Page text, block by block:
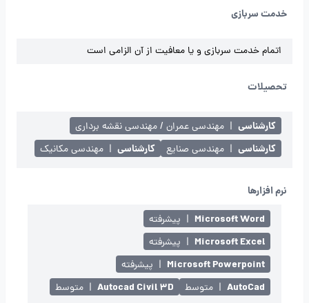
خدمت سربازی
اتمام خدمت سربازی و یا معافیت از آن الزامی است
تحصیلات
کارشناسی | مهندسی عمران / مهندسی نقشه برداری
کارشناسی | مهندسی صنایع کارشناسی | مهندسی مکانیک
نرم افزارها
Microsoft Word
| پیشرفته
Microsoft Excel
| پیشرفته
Microsoft Powerpoint
| پیشرفته
AutoCad
| متوسط Autocad Civil 3D
| متوسط